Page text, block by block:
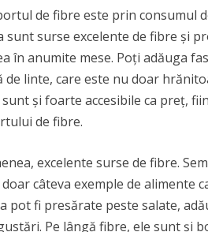
de fibre este prin consumul
sunt surse excelente de fibre și
în anumite mese. Poți adăuga
linte, care este nu doar
și foarte accesibile ca preț,
de fibre.
excelente surse de fibre.
câteva exemple de alimente
pot fi presărate peste salate,
Pe lângă fibre, ele sunt și